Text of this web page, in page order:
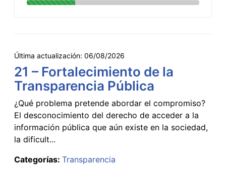
Última actualización: 06/08/2026
21 – Fortalecimiento de la
Transparencia Pública
¿Qué problema pretende abordar el compromiso?
El desconocimiento del derecho de acceder a la
información pública que aún existe en la sociedad,
la dificult...
Categorías: Transparencia